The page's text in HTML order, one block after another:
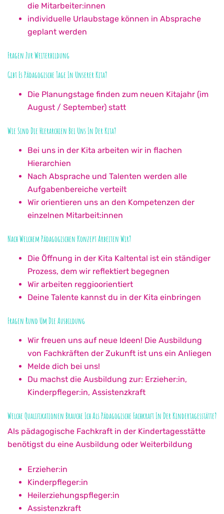
die Mitarbeiter:innen
individuelle Urlaubstage können in Absprache
geplant werden
Fragen Zur Weiterbildung
Gibt Es Pädagogische Tage In Unserer Kita?
Die Planungstage finden zum neuen Kitajahr (im
August / September) statt
Wie Sind Die Hierarchien Bei Uns In Der Kita?
Bei uns in der Kita arbeiten wir in flachen
Hierarchien
Nach Absprache und Talenten werden alle
Aufgabenbereiche verteilt
Wir orientieren uns an den Kompetenzen der
einzelnen Mitarbeit:innen
Nach Welchem Pädagogischen Konzept Arbeiten Wir?
Die Öffnung in der Kita Kaltental ist ein ständiger
Prozess, dem wir reflektiert begegnen
Wir arbeiten reggioorientiert
Deine Talente kannst du in der Kita einbringen
Fragen Rund Um Die Ausbildung
Wir freuen uns auf neue Ideen! Die Ausbildung
von Fachkräften der Zukunft ist uns ein Anliegen
Melde dich bei uns!
Du machst die Ausbildung zur: Erzieher:in,
Kinderpfleger:in, Assistenzkraft
Welche Qualifikationen Brauche Ich Als Pädagogische Fachkraft In Der Kindertagesstätte?
Als pädagogische Fachkraft in der Kindertagesstätte
benötigst du eine Ausbildung oder Weiterbildung
Erzieher:in
Kinderpfleger:in
Heilerziehungspfleger:in
Assistenzkraft